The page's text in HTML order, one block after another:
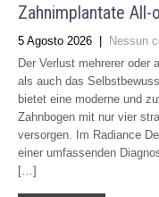
Zahnimplantate All-
5 Agosto 2026 | Nessun
Der Verlust mehrerer oder
als auch das
bietet eine moderne und
Zahnbogen mit nur vier
versorgen. Im Radiance
einer umfassenden
[…]